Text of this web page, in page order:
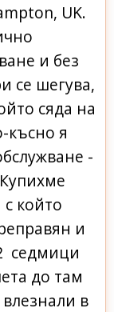
UK.
и без
се шегува,
сяда на
късно я
-
който
и
седмици
до там
в